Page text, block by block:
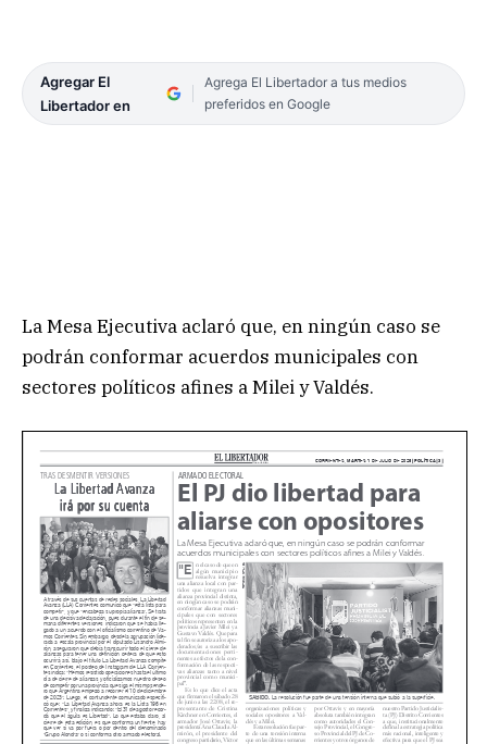
Agregar El
Libertador en
Agrega El Libertador a tus medios
preferidos en Google
La Mesa Ejecutiva aclaró que, en ningún caso se
podrán conformar acuerdos municipales con
sectores políticos afines a Milei y Valdés.